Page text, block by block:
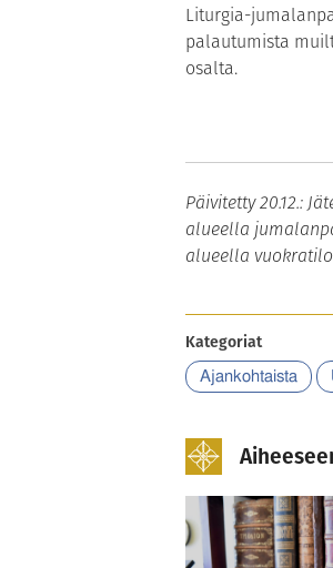
Liturgia-
palautumista
osalta.
Päivitetty 20.12.:
alueella
alueella
Kategoriat
Ajankohtaista